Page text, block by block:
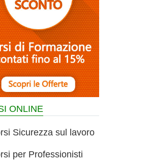
ONLINE
Sicurezza sul lavoro
per Professionisti